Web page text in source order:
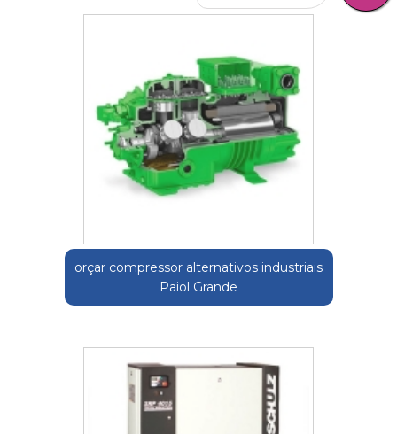
orçar compressor alternativos industriais
Paiol Grande